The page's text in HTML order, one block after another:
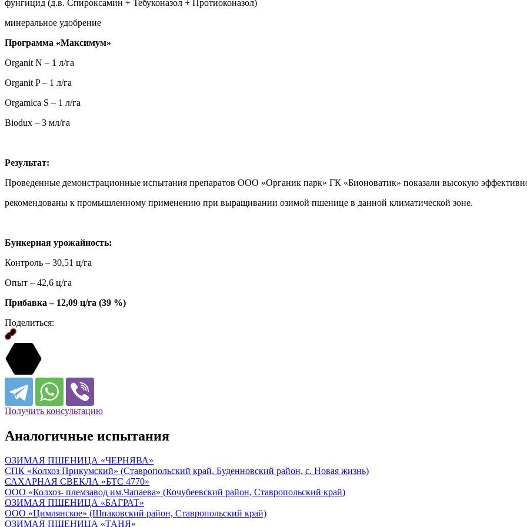
фунгицид (д.в. Спироксамин + Тебуконазол + Протиоконазол)
минеральное удобрение
Программа «Максимум»
Organit N – 1 л/га
Organit P – 1 л/га
Orgamica S – 1 л/га
Biodux – 3 мл/га
Результат:
Проведенные демонстрационные испытания препаратов ООО «Органик парк» ГК «Бионоватик» показали высокую
рекомендованы к промышленному применению при выращивании озимой пшенице в данной климатической зоне.
Бункерная урожайность:
Контроль – 30,51 ц/га
Опыт – 42,6 ц/га
Прибавка – 12,09 ц/га (39 %)
Поделиться:
Получить консультацию
Аналогичные испытания
ОЗИМАЯ ПШЕНИЦА «ЧЕРНЯВА»
СПК «Колхоз Прикумский» (Ставропольский край, Буденновский район, с. Новая жизнь)
САХАРНАЯ СВЕКЛА «БТС 4770»
ООО «Колхоз- племзавод им.Чапаева» (Кочубеевский район, Ставропольский край)
ОЗИМАЯ ПШЕНИЦА «БАГРАТ»
ООО «Цимлянское» (Шпаковский район, Ставропольский край)
ОЗИМАЯ ПШЕНИЦА «ТАНЯ»